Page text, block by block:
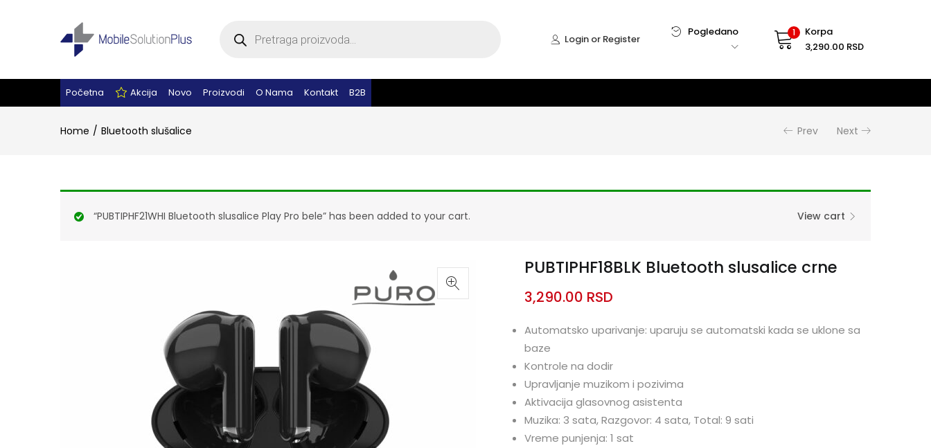
search Login or Register
Pogledano 1
Korpa
3,290.00 RSD
Početna Akcija Novo Proizvodi O Nama Kontakt B2B
Home Bluetooth slušalice Prev Next
View cart
“PUBTIPHF21WHI Bluetooth slusalice Play Pro bele” has been added to your cart.
PUBTIPHF18BLK Bluetooth slusalice crne
3,290.00 RSD
Automatsko uparivanje: uparuju se automatski kada se uklone sa
baze
Kontrole na dodir
Upravljanje muzikom i pozivima
Aktivacija glasovnog asistenta
Muzika: 3 sata, Razgovor: 4 sata, Total: 9 sati
Vreme punjenja: 1 sat